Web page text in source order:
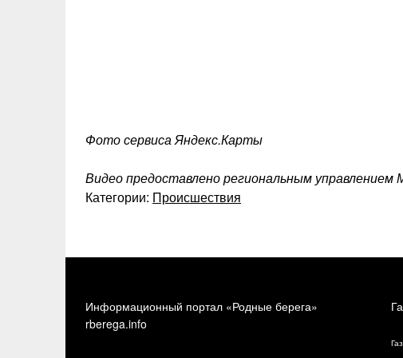
Фото сервиса Яндекс.Карты
Видео предоставлено региональным управлением
Категории: Происшествия
Информационный портал «Родные берега»
rberega.info